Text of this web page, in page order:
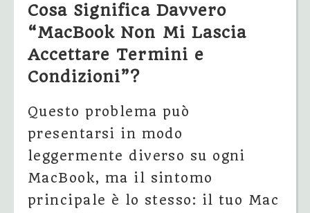
Cosa Significa Davvero
“MacBook Non Mi Lascia
Accettare Termini e
Condizioni”?
Questo problema può
presentarsi in modo
leggermente diverso su ogni
MacBook, ma il sintomo
principale è lo stesso: il tuo Mac